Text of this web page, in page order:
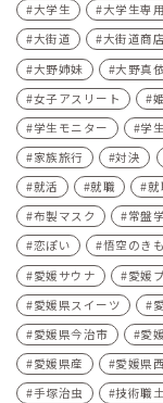
大学生
大学生専用
大街道
大街道商
大野姉妹
大野真依
女子アスリート
学生モニター
学
家族旅行
対決
就活
就職 就
布製マスク
常盤
恋ぽい
悟空のき
愛媛サウナ
愛媛
愛媛県スイーツ
愛媛県今治市
愛
愛媛県産
愛媛県
手塚治虫
技術職